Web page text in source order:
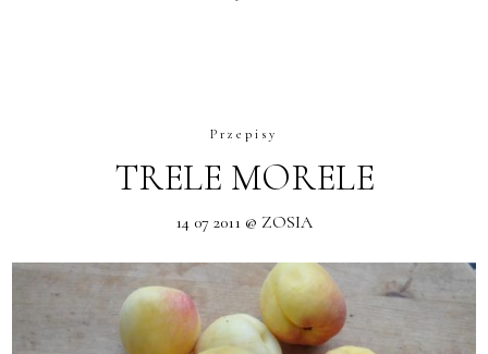
Przepisy
TRELE MORELE
14 07 2011 @ ZOSIA